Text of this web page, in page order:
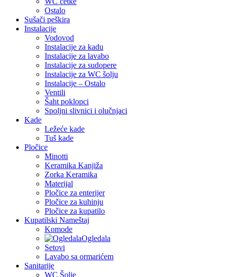
Ostalo
Sušači peškira
Instalacije
Vodovod
Instalacije za kadu
Instalacije za lavabo
Instalacije za sudopere
Instalacije za WC šolju
Instalacije – Ostalo
Ventili
Šaht poklopci
Spoljni slivnici i olučnjaci
Kade
Ležeće kade
Tuš kade
Pločice
Minotti
Keramika Kanjiža
Zorka Keramika
Materijal
Pločice za enterijer
Pločice za kuhinju
Pločice za kupatilo
Kupatilski Nameštaj
Komode
Ogledala
Setovi
Lavabo sa ormarićem
Sanitarije
WC Šolje